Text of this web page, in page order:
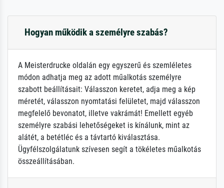
Hogyan működik a személyre szabás?
A Meisterdrucke oldalán egy egyszerű és szemléletes
módon adhatja meg az adott műalkotás személyre
szabott beállításait: Válasszon keretet, adja meg a kép
méretét, válasszon nyomtatási felületet, majd válasszon
megfelelő bevonatot, illetve vakrámát! Emellett egyéb
személyre szabási lehetőségeket is kínálunk, mint az
alátét, a betétléc és a távtartó kiválasztása.
Ügyfélszolgálatunk szívesen segít a tökéletes műalkotás
összeállításában.